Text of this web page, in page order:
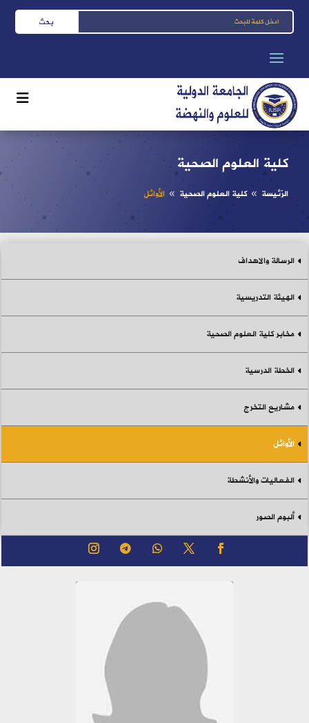
كلية العلوم الصحية
الرّئيسة 8 كلية العلوم الصحية 8 الأوائل
الرسالة والاهداف
الهيئة التدريسية
مخابر كلية العلوم الصحية
الخطة الدرسية
مشاريع التخرج
الأوائل
الفعاليات والأنشطة
ألبوم الصور